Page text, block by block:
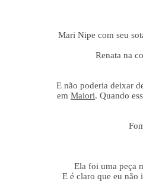
Mari Nipe com seu
Renata na
E não poderia deixar
em Maiori. Quando
Ela foi uma peça
E é claro que eu não